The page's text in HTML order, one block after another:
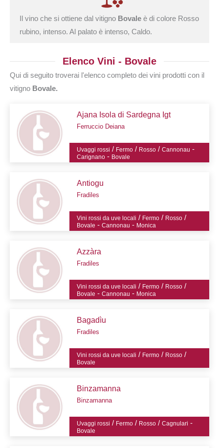
Il vino che si ottiene dal vitigno Bovale è di colore Rosso
rubino, intenso. Al palato è intenso, Caldo.
Elenco Vini - Bovale
Qui di seguito troverai l'elenco completo dei vini prodotti con il
vitigno Bovale.
Ajana Isola di Sardegna Igt
Ferruccio Deiana
Uvaggi rossi / Fermo / Rosso /Cannonau -
Carignano - Bovale
Antiogu
Fradiles
Vini rossi da uve locali / Fermo / Rosso /
Bovale -Cannonau - Monica
Azzàra
Fradiles
Vini rossi da uve locali / Fermo / Rosso /
Bovale -Cannonau - Monica
Bagadìu
Fradiles
Vini rossi da uve locali / Fermo / Rosso /
Bovale
Binzamanna
Binzamanna
Uvaggi rossi / Fermo / Rosso /Cagnulari -
Bovale